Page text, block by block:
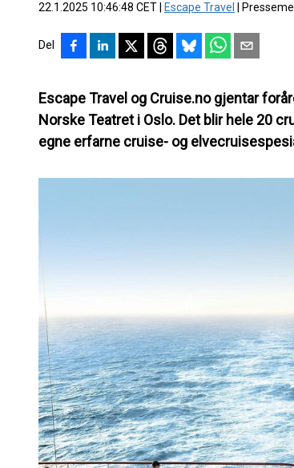
22.1.2025 10:46:48 CET Escape Travel
Del
Escape Travel og Cruise.no gjentar
Norske Teatret i Oslo. Det blir hele 20
egne erfarne cruise- og